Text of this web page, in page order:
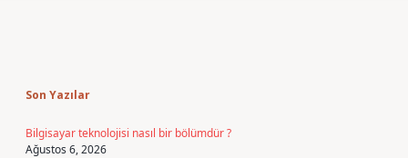
Son Yazılar
Bilgisayar teknolojisi nasıl bir bölümdür ?
Ağustos 6, 2026